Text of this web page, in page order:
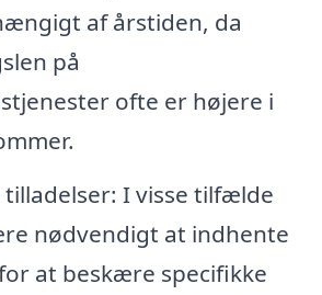
af årstiden, da
på
ofte er højere i
tilladelser: I visse tilfælde
nødvendigt at indhente
at beskære specifikke